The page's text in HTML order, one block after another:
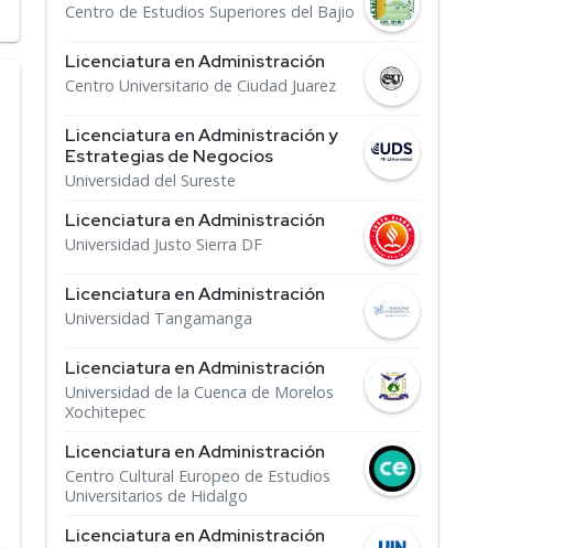
Centro de Estudios Superiores del Bajio
Licenciatura en Administración
Centro Universitario de Ciudad Juarez
Licenciatura en Administración y
Estrategias de Negocios
Universidad del Sureste
Licenciatura en Administración
Universidad Justo Sierra DF
Licenciatura en Administración
Universidad Tangamanga
Licenciatura en Administración
Universidad de la Cuenca de Morelos
Xochitepec
Licenciatura en Administración
Centro Cultural Europeo de Estudios
Universitarios de Hidalgo
Licenciatura en Administración